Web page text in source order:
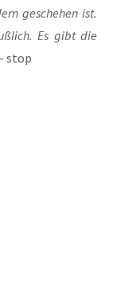
gesche­hen ist.
Es gibt die
stop